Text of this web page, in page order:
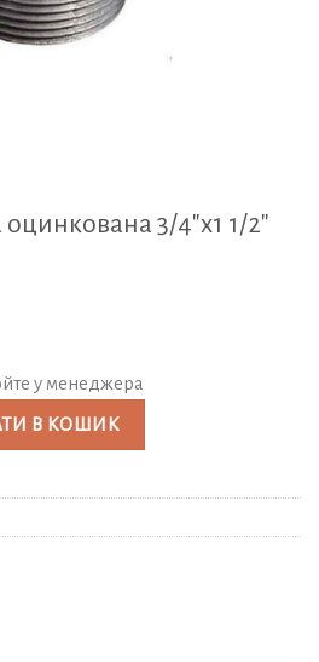
3/4″x1 1/2″
у менеджера
3/4"x1 1/2" (20x40) ВЗ кількість
В КОШИК